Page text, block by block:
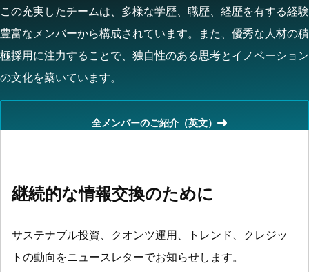
この充実したチームは、多様な学歴、職歴、経歴を有する経験
豊富なメンバーから構成されています。また、優秀な人材の積
極採用に注力することで、独自性のある思考とイノベーション
の文化を築いています。
全メンバーのご紹介（英文）
継続的な情報交換のために
サステナブル投資、クオンツ運用、トレンド、クレジッ
トの動向をニュースレターでお知らせします。